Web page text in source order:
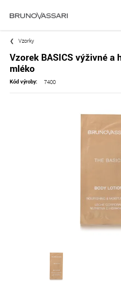
Vzorky
Vzorek BASICS výživné a
mléko
Kód výroby: 7400